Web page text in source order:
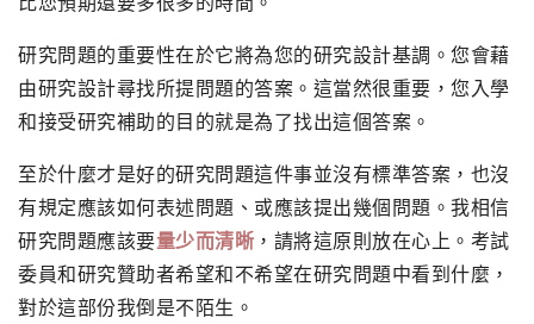
研究問題的重要性在於它將為您的研究設計基調。您會藉
由研究設計尋找所提問題的答案。這當然很重要，您入學
和接受研究補助的目的就是為了找出這個答案。
至於什麼才是好的研究問題這件事並沒有標準答案，也沒
有規定應該如何表述問題、或應該提出幾個問題。我相信
研究問題應該要量少而清晰 ，請將這原則放在心上。考試
委員和研究贊助者希望和不希望在研究問題中看到什麼，
對於這部份我倒是不陌生。